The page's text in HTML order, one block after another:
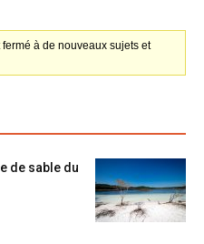
fermé à de nouveaux sujets et
de sable du